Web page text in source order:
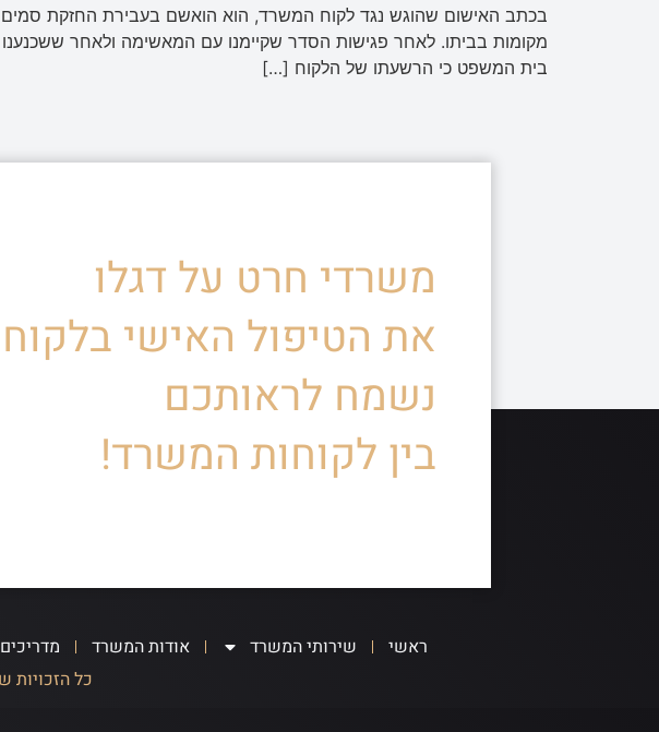
מקומות בביתו. לאחר פגישות הסדר שקיימנו עם המאשימה ולאחר
בית המשפט כי הרשעתו של הלקוח […]
משרדי חרט על דגלו
את הטיפול האישי
נשמח לראותכם
בין לקוחות המשרד!
ראשי שירותי המשרד אודות המשרד
כל הזכויות